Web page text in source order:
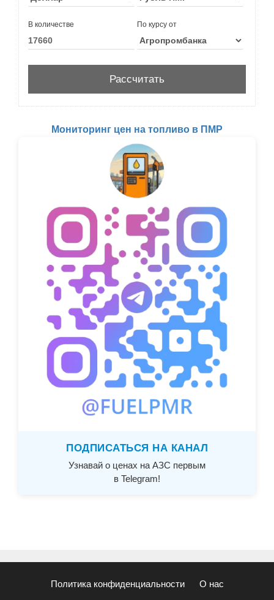
В количестве По курсу от
Мониторинг цен на топливо в ПМР
ПОДПИСАТЬСЯ НА КАНАЛ
Узнавай о ценах на АЗС первым
в Telegram!
Политика конфиденциальности О нас